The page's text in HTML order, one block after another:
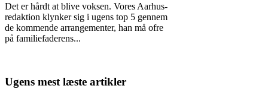
Det er hårdt at blive voksen. Vores Aarhus-
redaktion klynker sig i ugens top 5 gennem
de kommende arrangementer, han må ofre
på familiefaderens...
Ugens mest læste artikler